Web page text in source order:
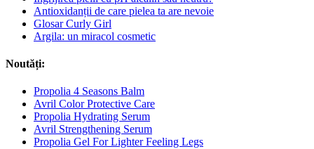
Antioxidanții de care pielea ta are nevoie
Glosar Curly Girl
Argila: un miracol cosmetic
Noutăți:
Propolia 4 Seasons Balm
Avril Color Protective Care
Propolia Hydrating Serum
Avril Strengthening Serum
Propolia Gel For Lighter Feeling Legs